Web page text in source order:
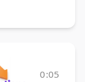
0:05